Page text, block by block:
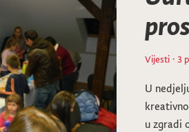
Vijesti · 3
U
u zgradi